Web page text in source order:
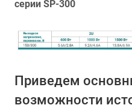
серии SP-300
Приведем
возможности